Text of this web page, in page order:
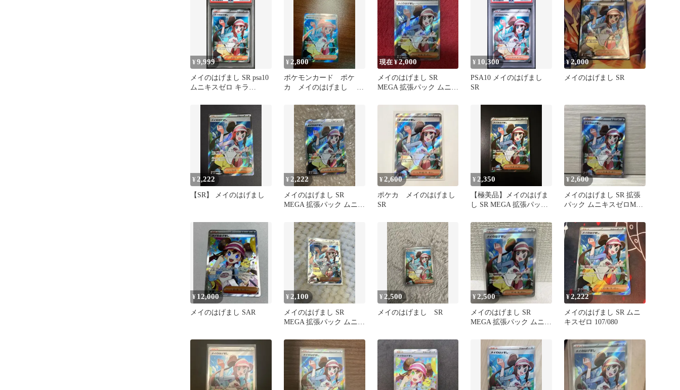
¥9,999
メイのはげまし SR psa10
ムニキスゼロ キラ
¥ 2,800
ポケモンカード ポケ
カ メイのはげまし
版 正規品
現在 ¥2,000
メイのはげまし SR
MEGA 拡張パック ムニキ
¥ 10,300
PSA10 メイのはげまし
SR
¥2,000
メイのはげまし SR
¥ 2,222
【SR】 メイのはげまし
¥ 2,222
メイのはげまし SR
MEGA 拡張パック ムニキ
¥2,600
ポケカ メイのはげまし
SR
¥ 2,350
【極美品】メイのはげま
し SR MEGA 拡張パック
¥2,600
メイのはげまし SR 拡張
パック ムニキスゼロM3
¥ 12,000
メイのはげまし SAR
¥ 2,100
メイのはげまし SR
MEGA 拡張パック ムニキ
¥ 2,500
メイのはげまし SR
¥2,500
メイのはげまし SR
MEGA 拡張パック ムニキ
¥2,222
メイのはげまし SR ムニ
キスゼロ 107/080